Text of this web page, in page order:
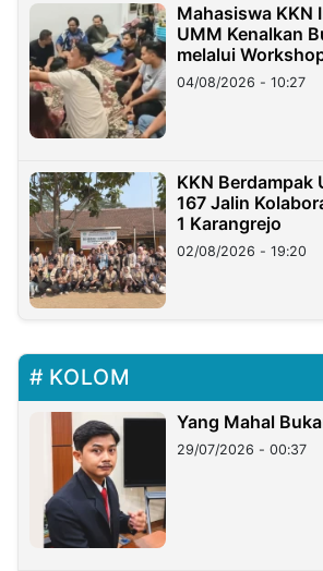
Mahasiswa KKN
UMM Kenalkan
melalui
di Taiwan
04/08/2026 - 10:27
KKN Berdampak
167 Jalin
1 Karangrejo
02/08/2026 - 19:20
KOLOM
Yang Mahal
29/07/2026 - 00:37